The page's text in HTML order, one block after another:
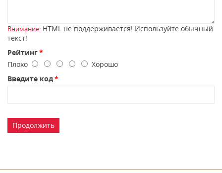
Внимание: HTML не поддерживается! Используйте обычный
текст!
Рейтинг
Плохо
Хорошо
Введите код
Продолжить